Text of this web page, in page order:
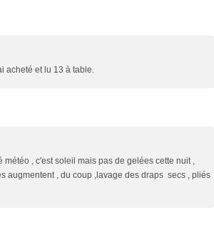
acheté et lu 13 à table.
, c'est soleil mais pas de gelées cette nuit ,
augmentent , du coup ,lavage des draps secs , pliés